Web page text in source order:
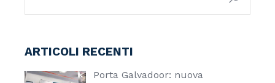
ARTICOLI RECENTI
Porta Galvadoor: nuova